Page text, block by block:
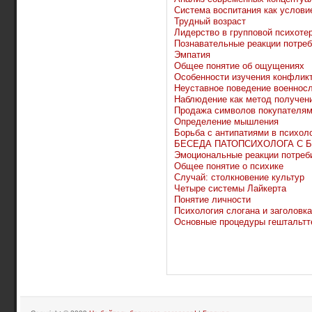
Система воспитания как
Трудный возраст
Лидерство в групповой
Познавательные реакции
Эмпатия
Общее понятие об ощущениях
Особенности изучения
Неуставное поведение
Наблюдение как метод
Продажа символов
Определение мышления
Борьба с антипатиями в
БЕСЕДА ПАТОПСИХОЛОГА С
Эмоциональные реакции
Общее понятие о психике
Случай: столкновение культур
Четыре системы Лайкерта
Понятие личности
Психология слогана и
Основные процедуры